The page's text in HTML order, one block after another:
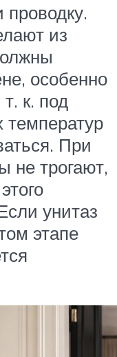
из
особенно
к. под
температур
При
не трогают,
унитаз
этапе